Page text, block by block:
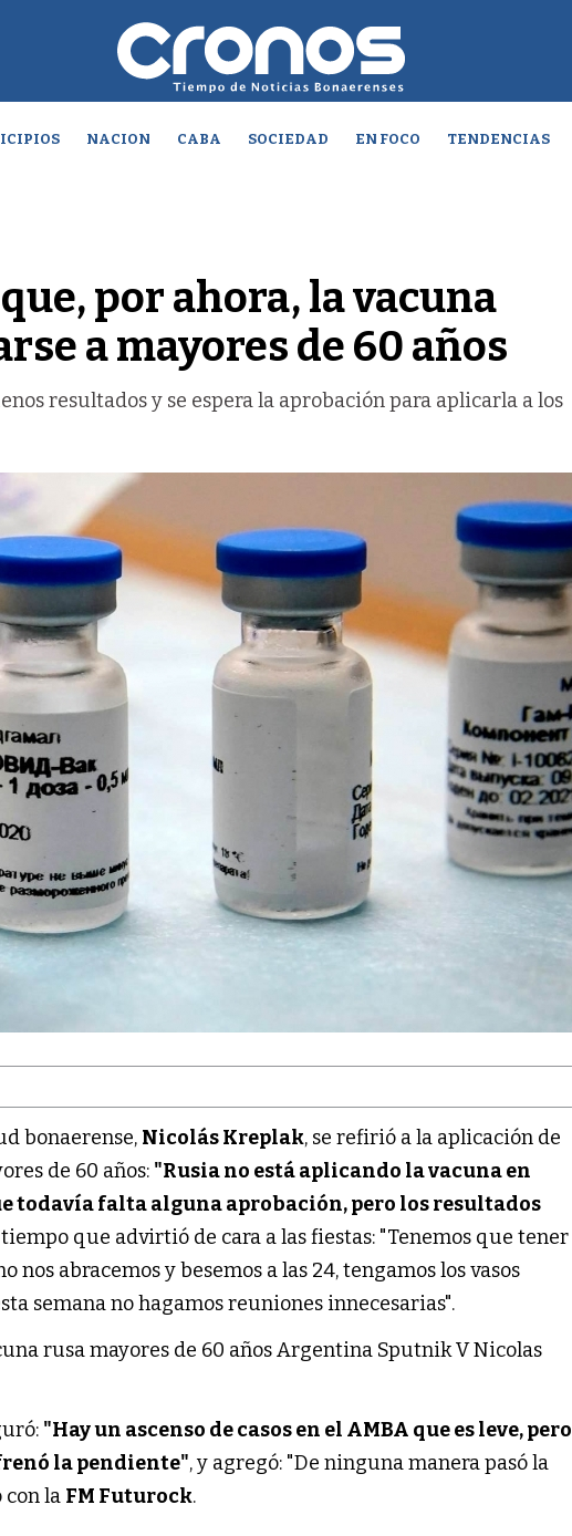
NACION CABA SOCIEDAD EN FOCO TENDENCIAS
por ahora, la vacuna
a mayores de 60 años
resultados y se espera la aprobación para aplicarla a los
bonaerense, Nicolás Kreplak, se refirió a la aplicación de
de 60 años: "Rusia no está aplicando la vacuna en
todavía falta alguna aprobación, pero los resultados
tiempo que advirtió de cara a las fiestas: "Tenemos que tener
nos abracemos y besemos a las 24, tengamos los vasos
semana no hagamos reuniones innecesarias".
"Hay un ascenso de casos en el AMBA que es leve, pero
la pendiente", y agregó: "De ninguna manera pasó la
con la FM Futurock.